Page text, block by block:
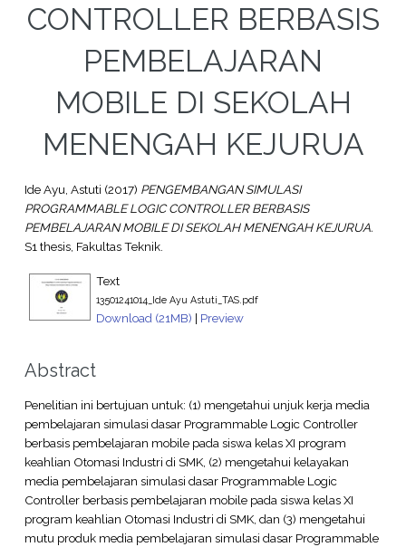
CONTROLLER BERBASIS
PEMBELAJARAN
MOBILE DI SEKOLAH
MENENGAH KEJURUA
Ide Ayu, Astuti (2017) PENGEMBANGAN SIMULASI
PROGRAMMABLE LOGIC CONTROLLER BERBASIS
PEMBELAJARAN MOBILE DI SEKOLAH MENENGAH KEJURUA.
S1 thesis, Fakultas Teknik.
Text
13501241014_Ide Ayu Astuti_TAS.pdf
Download (21MB) | Preview
Abstract
Penelitian ini bertujuan untuk: (1) mengetahui unjuk kerja media
pembelajaran simulasi dasar Programmable Logic Controller
berbasis pembelajaran mobile pada siswa kelas XI program
keahlian Otomasi Industri di SMK, (2) mengetahui kelayakan
media pembelajaran simulasi dasar Programmable Logic
Controller berbasis pembelajaran mobile pada siswa kelas XI
program keahlian Otomasi Industri di SMK, dan (3) mengetahui
mutu produk media pembelajaran simulasi dasar Programmable